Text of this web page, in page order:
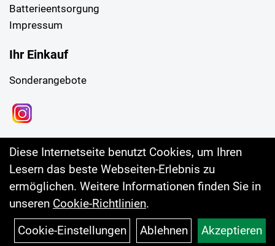
Batterieentsorgung
Impressum
Ihr Einkauf
Sonderangebote
Diese Internetseite benutzt Cookies, um Ihren
Lesern das beste Webseiten-Erlebnis zu
ermöglichen. Weitere Informationen finden Sie in
unseren Cookie-Richtlinien.
Cookie-Einstellungen
Ablehnen Akzeptieren